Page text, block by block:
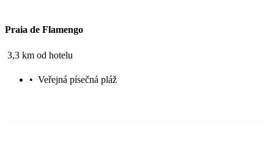
Praia de Flamengo
3,3 km od hotelu
• Veřejná písečná pláž